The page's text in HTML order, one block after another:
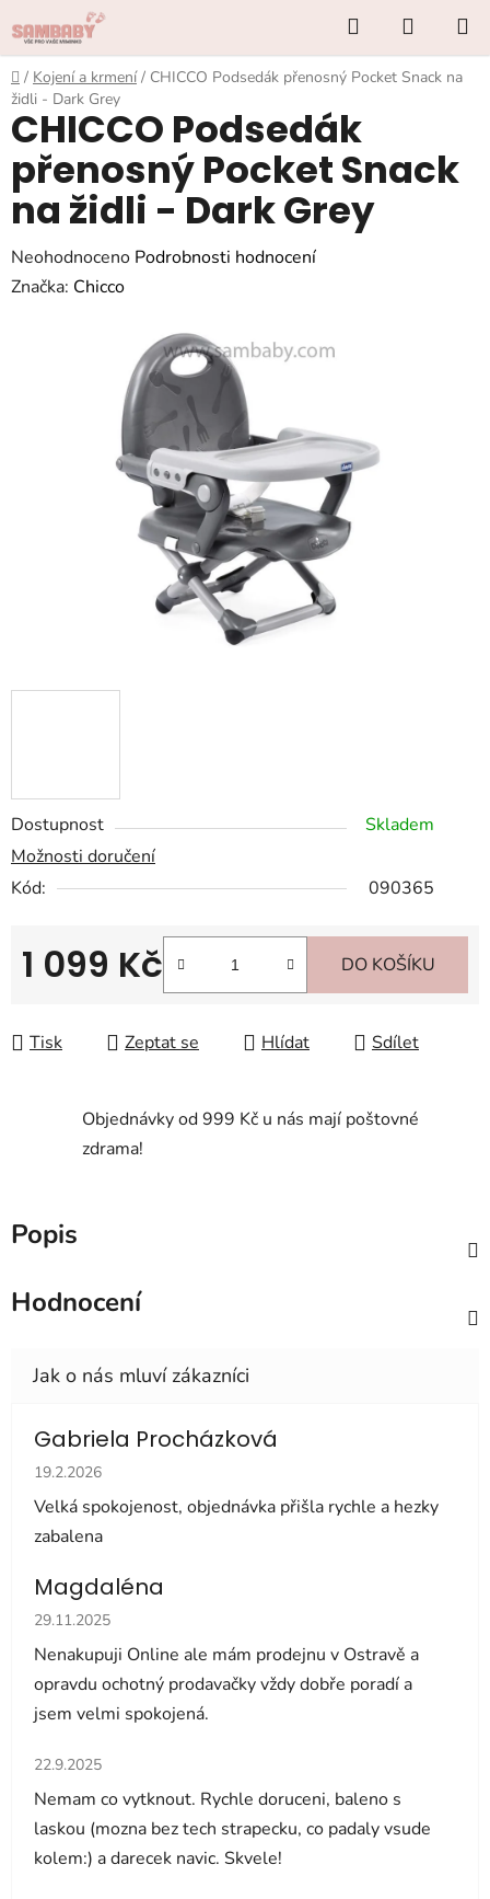
na
obsah
Hledat
KOŠÍK
Domů
/ Kojení a krmení / CHICCO Podsedák přenosný Pocket Snack na
židli - Dark Grey
Dostupnost
Skladem
Možnosti doručení
Kód:
090365
1 099 Kč DO KOŠÍKU
Tisk Zeptat se Hlídat Sdílet
CHICCO Podsedák
přenosný Pocket Snack
na židli - Dark Grey
Průměrné
hodnocení
Neohodnoceno Podrobnosti hodnocení
Značka: Chicco
Objednávky od 999 Kč u nás mají poštovné
zdrama!
Popis
Hodnocení
Gabriela Procházková
Hodnocení obchodu je 5 z 5 hvězdiček.
19.2.2026
Velká spokojenost, objednávka přišla rychle a hezky
zabalena
Magdaléna
Hodnocení obchodu je 5 z 5 hvězdiček.
29.11.2025
Nenakupuji Online ale mám prodejnu v Ostravě a
opravdu ochotný prodavačky vždy dobře poradí a
jsem velmi spokojená.
Hodnocení obchodu je 5 z 5 hvězdiček.
22.9.2025
Nemam co vytknout. Rychle doruceni, baleno s
laskou (mozna bez tech strapecku, co padaly vsude
kolem:) a darecek navic. Skvele!